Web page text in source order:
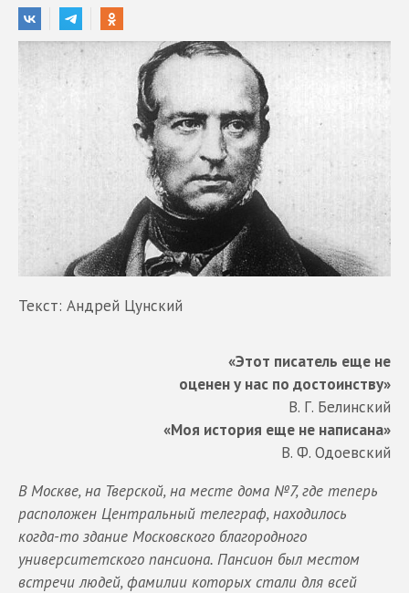
Текст: Андрей Цунский
«Этот писатель еще не
оценен у нас по достоинству»
В. Г. Белинский
«Моя история еще не написана»
В. Ф. Одоевский
В Москве, на Тверской, на месте дома №7, где теперь
расположен Центральный телеграф, находилось
когда-то здание Московского благородного
университетского пансиона. Пансион был местом
встречи людей, фамилии которых стали для всей